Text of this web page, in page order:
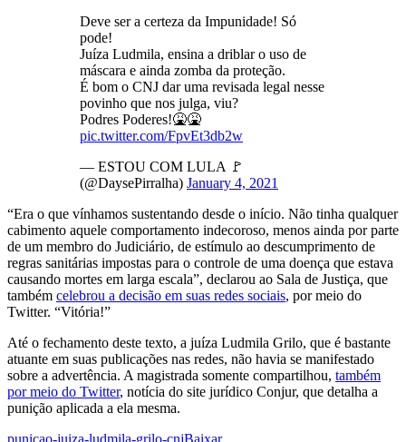
Deve ser a certeza da Impunidade! Só
pode!
Juíza Ludmila, ensina a driblar o uso de
máscara e ainda zomba da proteção.
É bom o CNJ dar uma revisada legal nesse
povinho que nos julga, viu?
Podres Poderes!🤮🤮
pic.twitter.com/FpvEt3db2w
— ESTOU COM LULA 🚩
(@DaysePirralha) January 4, 2021
“Era o que vínhamos sustentando desde o início. Não tinha qualquer
cabimento aquele comportamento indecoroso, menos ainda por parte
de um membro do Judiciário, de estímulo ao descumprimento de
regras sanitárias impostas para o controle de uma doença que estava
causando mortes em larga escala”, declarou ao Sala de Justiça, que
também celebrou a decisão em suas redes sociais, por meio do
Twitter. “Vitória!”
Até o fechamento deste texto, a juíza Ludmila Grilo, que é bastante
atuante em suas publicações nas redes, não havia se manifestado
sobre a advertência. A magistrada somente compartilhou, também
por meio do Twitter, notícia do site jurídico Conjur, que detalha a
punição aplicada a ela mesma.
punicao-juiza-ludmila-grilo-cnjBaixar